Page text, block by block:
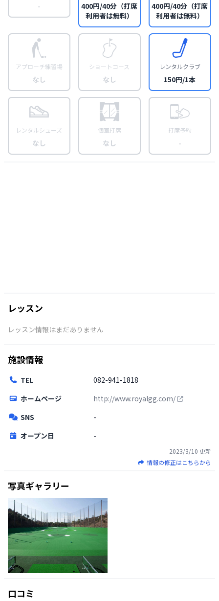
-
400円/40分（打席
利用者は無料）
400円/40分（打席
利用者は無料）
アプローチ練習場
なし
ショートコース
なし
レンタルクラブ
150円/1本
レンタルシューズ
なし
個室打席
なし
打席予約
-
レッスン
レッスン情報はまだありません
施設情報
TEL
082-941-1818
ホームページ
http://www.royalgg.com/
SNS
-
オープン日
-
2023/3/10 更新
情報の修正はこちらから
写真ギャラリー
口コミ